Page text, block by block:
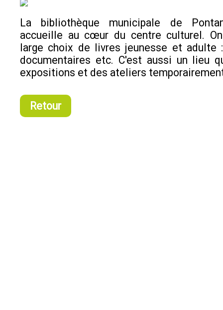
La bibliothèque municipale de
accueille au cœur du centre culturel.
large choix de livres jeunesse et adulte :
documentaires etc. C'est aussi un lieu
expositions et des ateliers
Retour